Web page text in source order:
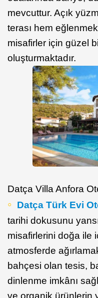
mevcuttur. Açık
terası hem
misafirler için güzel
oluşturmaktadır.
Datça Villa Anfora
Datça Türk Evi
tarihi dokusunu
misafirlerini doğa ile
atmosferde
bahçesi olan tesis,
dinlenme imkânı
ve organik ürünlerin